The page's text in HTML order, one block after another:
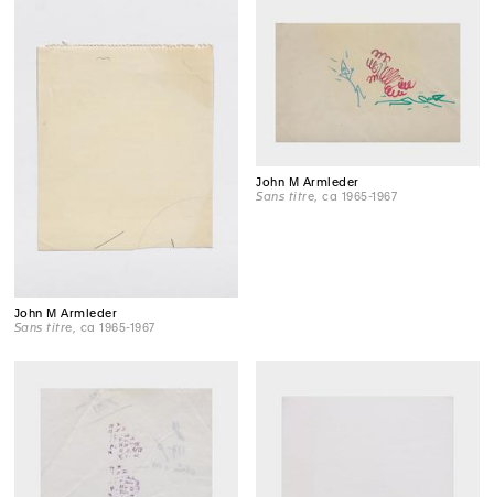
John M Armleder
Sans titre , ca 1965-1967
John M Armleder
Sans titre, ca 1965-1967